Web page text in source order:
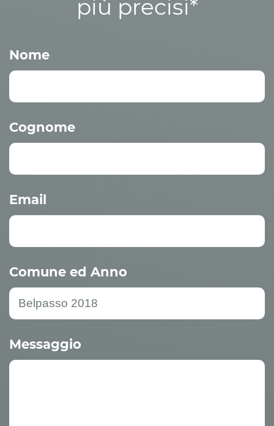
più precisi*
Nome
Cognome
Email
Comune ed Anno
Messaggio